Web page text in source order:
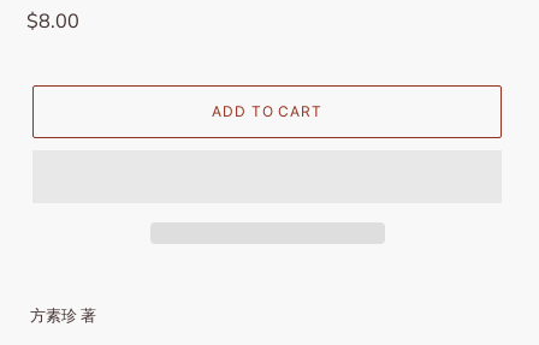
Regular
$8.00
ADD TO CART
方素珍 著